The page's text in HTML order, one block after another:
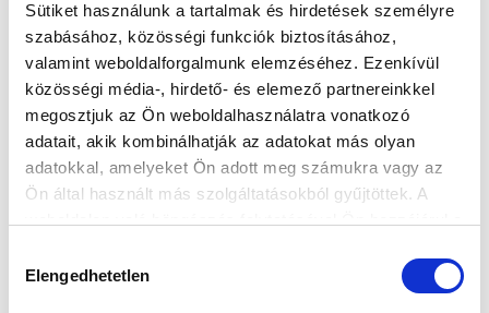
Sütiket használunk a tartalmak és hirdetések személyre
szabásához, közösségi funkciók biztosításához,
valamint weboldalforgalmunk elemzéséhez. Ezenkívül
közösségi média-, hirdető- és elemező partnereinkkel
megosztjuk az Ön weboldalhasználatra vonatkozó
adatait, akik kombinálhatják az adatokat más olyan
adatokkal, amelyeket Ön adott meg számukra vagy az
Ön által használt más szolgáltatásokból gyűjtöttek. A
kiválasztása
Elengedhetetlen